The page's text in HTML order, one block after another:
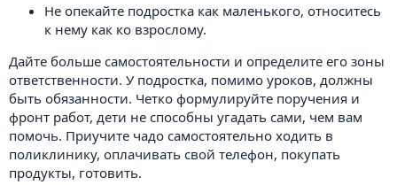
Не опекайте подростка как маленького, относитесь
к нему как ко взрослому.
Дайте больше самостоятельности и определите его зоны
ответственности. У подростка, помимо уроков, должны
быть обязанности. Четко формулируйте поручения и
фронт работ, дети не способны угадать сами, чем вам
помочь. Приучите чадо самостоятельно ходить в
поликлинику, оплачивать свой телефон, покупать
продукты, готовить.